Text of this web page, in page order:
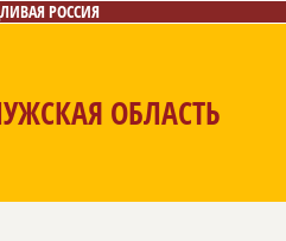
РОССИЯ
ОБЛАСТЬ